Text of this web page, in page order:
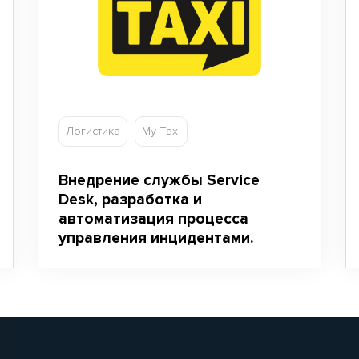
Логистика My Taxi
Внедрение службы Service
Desk, разработка и
автоматизация процесса
управления инцидентами.